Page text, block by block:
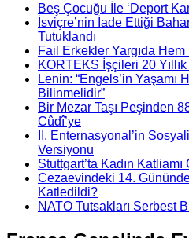
Beş Çocuğu İle ‘Deport
İsviçre’nin İade Ettiği
Tutuklandı
Fail Erkekler Yargıda
KORTEKS İşçileri 20 Yıllık
Lenin: “Engels’in Yaşamı
Bilinmelidir”
Bir Mezar Taşı Peşinden
Cûdî’ye
II. Enternasyonal’in
Versiyonu
Stuttgart’ta Kadın
Cezaevindeki 14.
Katledildi?
NATO Tutsakları Serbest